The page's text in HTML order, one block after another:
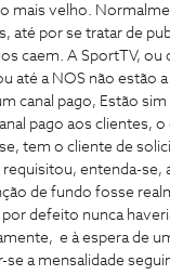
mais velho.
até por se tratar de
caem. A SportTV, ou
até a NOS não estão
canal pago, Estão
pago aos clientes, o
tem o cliente de
entenda-se,
de fundo fosse
defeito nunca
e à espera de
se a mensalidade